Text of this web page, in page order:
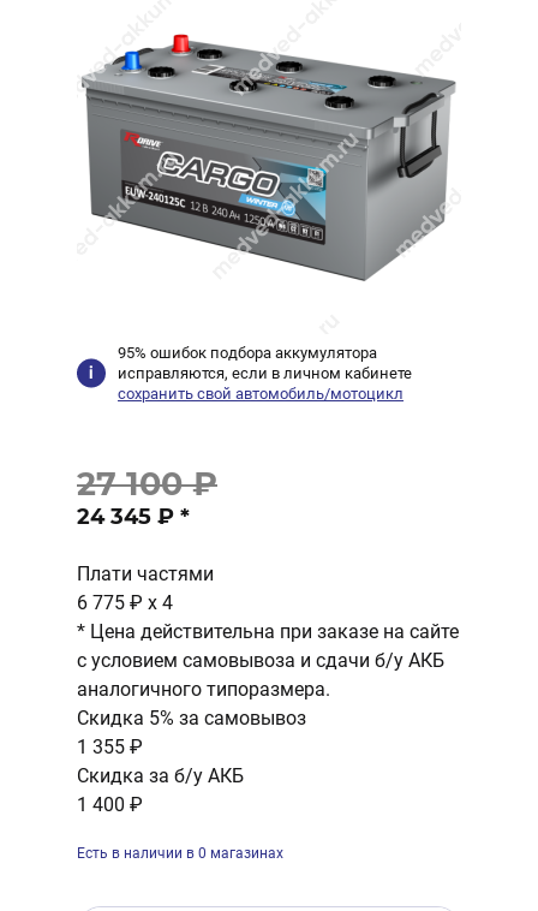
95% ошибок подбора аккумулятора
исправляются, если в личном кабинете
сохранить свой автомобиль/мотоцикл
27 100 ₽
24 345 ₽ *
Плати частями
6 775 ₽ x 4
* Цена действительна при заказе на сайте
с условием самовывоза и сдачи б/у АКБ
аналогичного типоразмера.
Скидка 5% за самовывоз
1 355 ₽
Скидка за б/у АКБ
1 400 ₽
Есть в наличии в 0 магазинах